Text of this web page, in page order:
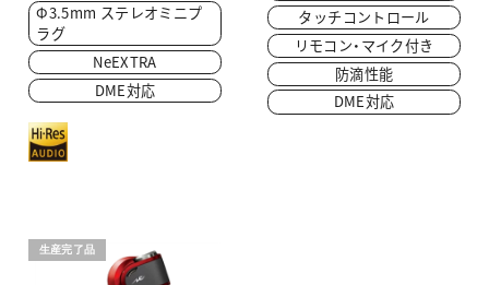
Φ3.5mm ステレオミニプ
ラグ
NeEXTRA
DME対応
タッチコントロール
リモコン・マイク付き
防滴性能
DME対応
生産完了品